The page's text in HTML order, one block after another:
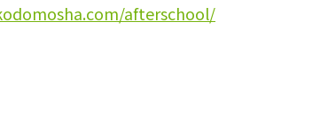
afterschool/